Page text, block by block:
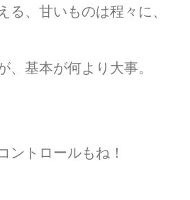
る、甘いものは程々に、
、基本が何より大事。
ントロールもね！